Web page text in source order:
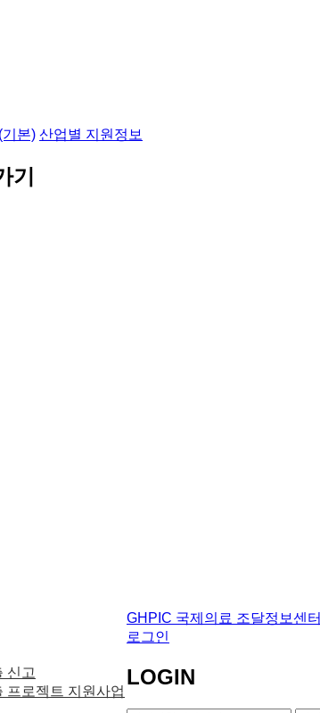
본) 산업별 지원정보
기
GHPIC 국제의료 조달정보센터
신고
프로젝트 지원사업
로그인
LOGIN